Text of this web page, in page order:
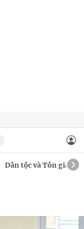
Dân tộc và Tôn giáo